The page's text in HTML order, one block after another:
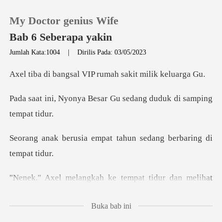
Pengisian Ulang
My Doctor genius Wife
Bab 6 Seberapa yakin
Jumlah Kata:1004 |Dirilis Pada: 03/05/2023
al VIP rumah sakit
esar Gu sedang duduk di
mpat tahun sedang berb
pat tidur dan melihat
Buka bab ini